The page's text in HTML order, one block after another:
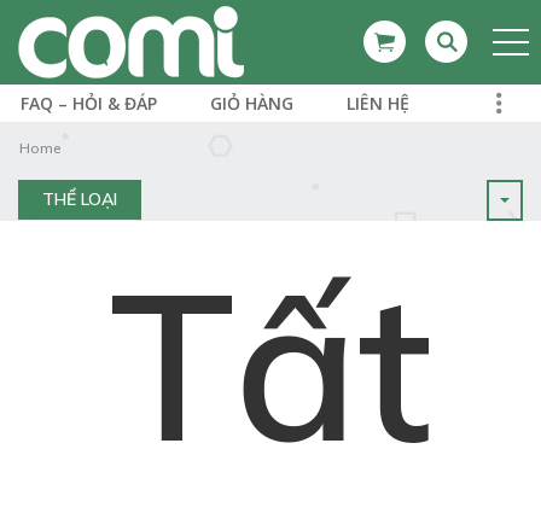
FAQ – HỎI & ĐÁP GIỎ HÀNG LIÊN HỆ
Home
THỂ LOẠI
Tất